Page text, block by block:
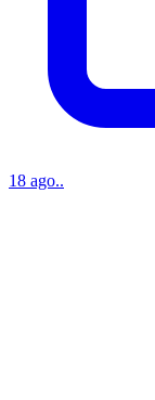
18 ago..